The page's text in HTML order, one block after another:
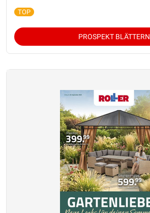
PROSPEKT BLÄTTERN